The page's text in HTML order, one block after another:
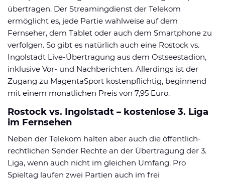
übertragen. Der Streamingdienst der Telekom
ermöglicht es, jede Partie wahlweise auf dem
Fernseher, dem Tablet oder auch dem Smartphone zu
verfolgen. So gibt es natürlich auch eine Rostock vs.
Ingolstadt Live-Übertragung aus dem Ostseestadion,
inklusive Vor- und Nachberichten. Allerdings ist der
Zugang zu MagentaSport kostenpflichtig, beginnend
mit einem monatlichen Preis von 7,95 Euro.
Rostock vs. Ingolstadt – kostenlose 3. Liga
im Fernsehen
Neben der Telekom halten aber auch die öffentlich-
rechtlichen Sender Rechte an der Übertragung der 3.
Liga, wenn auch nicht im gleichen Umfang. Pro
Spieltag laufen zwei Partien auch im frei